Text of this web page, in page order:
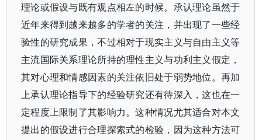
理论或假设与既有观点相左的时候。承认理论虽然于
近年来得到越来越多的学者的关注，并出现了一些经
验性的研究成果，不过相对于现实主义与自由主义等
主流国际关系理论所持的理性主义与功利主义假定，
其对心理和情感因素的关注依旧处于弱势地位。再加
上承认理论指导下的经验研究还有待深入，这也在一
定程度上限制了其影响力。这种情况尤其适合对本文
提出的假设进行合理探索式的检验，因为这种方法可